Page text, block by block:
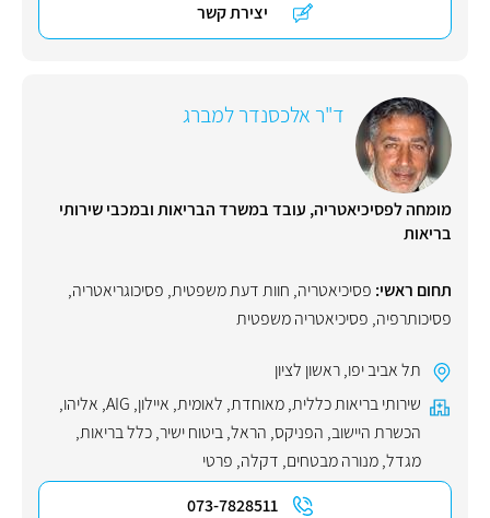
יצירת קשר
ד"ר אלכסנדר למברג
מומחה לפסיכיאטריה, עובד במשרד הבריאות ובמכבי שירותי
בריאות
תחום ראשי: פסיכיאטריה, חוות דעת משפטית, פסיכוגריאטריה,
פסיכותרפיה, פסיכיאטריה משפטית
תל אביב יפו,ראשון לציון
שירותי בריאות כללית,מאוחדת, לאומית, איילון,
AIG
, אליהו,
הכשרת היישוב, הפניקס, הראל,ביטוח ישיר,כלל בריאות,
מגדל,מנורה מבטחים, דקלה, פרטי
073-7828511